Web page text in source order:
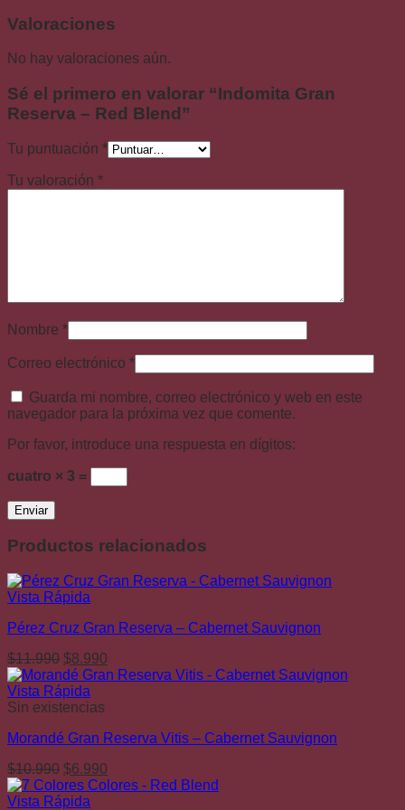
Valoraciones
No hay valoraciones aún.
Sé el primero en valorar “Indomita Gran
Reserva – Red Blend”
Tu puntuación *
Tu valoración *
Nombre *
Correo electrónico *
Guarda mi nombre, correo electrónico y web en este
navegador para la próxima vez que comente.
Por favor, introduce una respuesta en dígitos:
cuatro × 3 =
Productos relacionados
Vista Rápida
Pérez Cruz Gran Reserva – Cabernet Sauvignon
$11.990 El
precio
original
era:
$8.990
precio
Vista Rápida
Sin existencias
Morandé Gran Reserva Vitis – Cabernet Sauvignon
$10.990 El
precio
original
$6.990
precio
Vista Rápida